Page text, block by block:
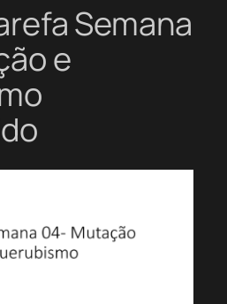
Semana
e